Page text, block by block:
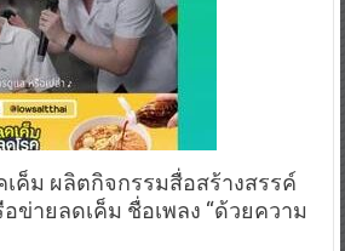
ค็ม ผลิตกิจกรรมสื่อสร้างสรรค์
ข่ายลดเค็ม ชื่อเพลง “ด้วยความ